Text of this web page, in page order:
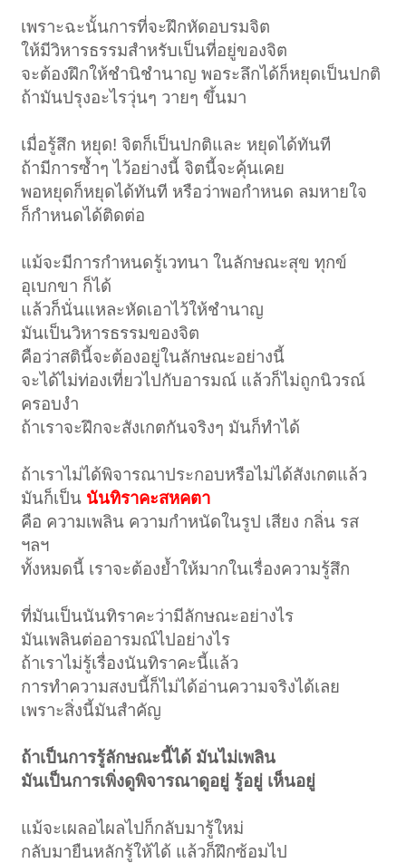
เพราะฉะนั้นการที่จะฝึกหัดอบรมจิต
ให้มีวิหารธรรมสำหรับเป็นที่อยู่ของจิต
จะต้องฝึกให้ชำนิชำนาญ พอระลึกได้ก็หยุดเป็นปกติ
ถ้ามันปรุงอะไรวุ่นๆ วายๆ ขึ้นมา
เมื่อรู้สึก หยุด! จิตก็เป็นปกติและ หยุดได้ทันที
ถ้ามีการซ้ำๆ ไว้อย่างนี้ จิตนี้จะคุ้นเคย
พอหยุดก็หยุดได้ทันที หรือว่าพอกำหนด ลมหายใจ
ก็กำหนดได้ติดต่อ
แม้จะมีการกำหนดรู้เวทนา ในลักษณะสุข ทุกข์
อุเบกขา ก็ได้
แล้วก็นั่นแหละหัดเอาไว้ให้ชำนาญ
มันเป็นวิหารธรรมของจิต
คือว่าสตินี้จะต้องอยู่ในลักษณะอย่างนี้
จะได้ไม่ท่องเที่ยวไปกับอารมณ์ แล้วก็ไม่ถูกนิวรณ์
ครอบงำ
ถ้าเราจะฝึกจะสังเกตกันจริงๆ มันก็ทำได้
ถ้าเราไม่ได้พิจารณาประกอบหรือไม่ได้สังเกตแล้ว
มันก็เป็น นันทิราคะสหคตา
คือ ความเพลิน ความกำหนัดในรูป เสียง กลิ่น รส
ฯลฯ
ทั้งหมดนี้ เราจะต้องย้ำให้มากในเรื่องความรู้สึก
ที่มันเป็นนันทิราคะว่ามีลักษณะอย่างไร
มันเพลินต่ออารมณ์ไปอย่างไร
ถ้าเราไม่รู้เรื่องนันทิราคะนี้แล้ว
การทำความสงบนี้ก็ไม่ได้อ่านความจริงได้เลย
เพราะสิ่งนี้มันสำคัญ
ถ้าเป็นการรู้ลักษณะนี้ได้ มันไม่เพลิน
มันเป็นการเพิ่งดูพิจารณาดูอยู่ รู้อยู่ เห็นอยู่
แม้จะเผลอไผลไปก็กลับมารู้ใหม่
กลับมายืนหลักรู้ให้ได้ แล้วก็ฝึกซ้อมไป